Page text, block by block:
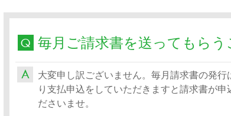
毎月ご請求書を送ってもら
大変申し訳ございません。毎月請求書の発
り支払申込をしていただきますと請求書が
ださいませ。